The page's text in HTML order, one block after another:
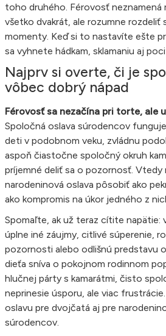
toho druhého. Férovosť neznamená
všetko dvakrát, ale rozumne rozdeliť
momenty. Keď si to nastavíte ešte
sa vyhnete hádkam, sklamaniu aj
Najprv si overte, či je
vôbec dobrý nápad
Férovosť sa nezačína pri torte, ale
Spoločná oslava súrodencov
deti v podobnom veku, zvládnu
aspoň čiastočne spoločný okruh
príjemné deliť sa o pozornosť. Vtedy
narodeninová oslava pôsobiť ako
ako kompromis na úkor jedného z
Spomaľte, ak už teraz cítite napätie:
úplne iné záujmy, citlivé súperenie,
pozornosti alebo odlišnú predstavu
dieťa sníva o pokojnom rodinnom
hlučnej párty s kamarátmi, čisto
neprinesie úsporu, ale viac
oslavu pre dvojčatá aj pre
súrodencov.